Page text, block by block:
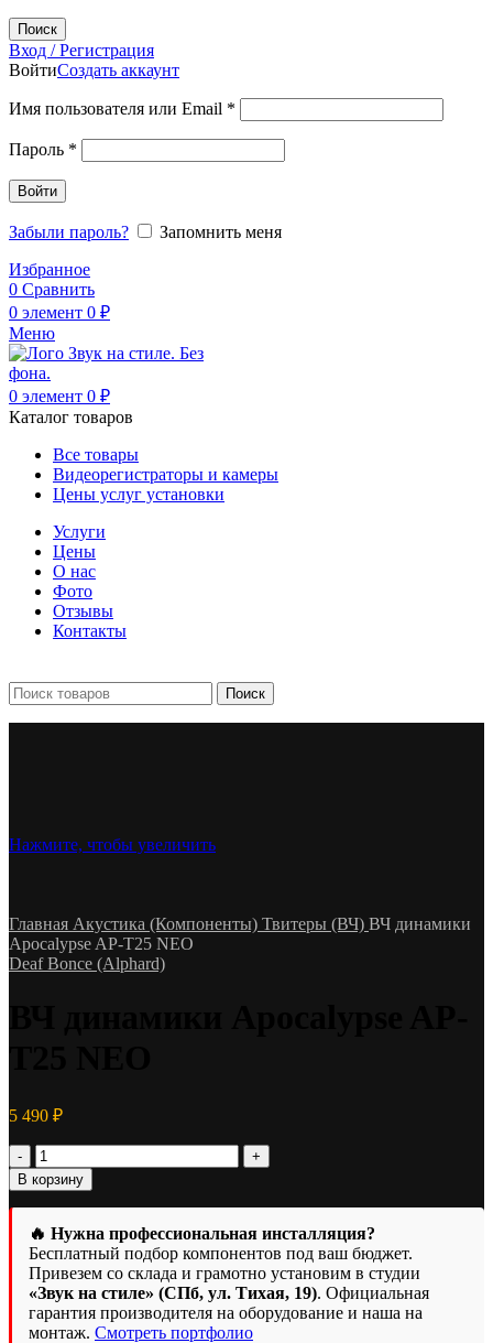
Поиск
Вход / Регистрация
ВойтиСоздать аккаунт
Имя пользователя или Email *
Пароль *
Войти
Забыли пароль?
Запомнить меня
Избранное
0 Сравнить
0 элемент 0 ₽
Меню
0 элемент 0 ₽
Каталог товаров
Все товары
Видеорегистраторы и камеры
Цены услуг установки
Услуги
Цены
О нас
Фото
Отзывы
Контакты
Поиск
Нажмите, чтобы увеличить
Главная Акустика (Компоненты) Твитеры (ВЧ) ВЧ динамики
Apocalypse AP-T25 NEO
Deaf Bonce (Alphard)
5 490 ₽
Количество
товара
ВЧ
динамики
Apocalypse
AP-
T25
NEO
В корзину
🔥 Нужна профессиональная инсталляция?
Бесплатный подбор компонентов под ваш бюджет.
Привезем со склада и грамотно установим в студии
«Звук на стиле» (СПб, ул. Тихая, 19). Официальная
гарантия производителя на оборудование и наша на
монтаж. Смотреть портфолио